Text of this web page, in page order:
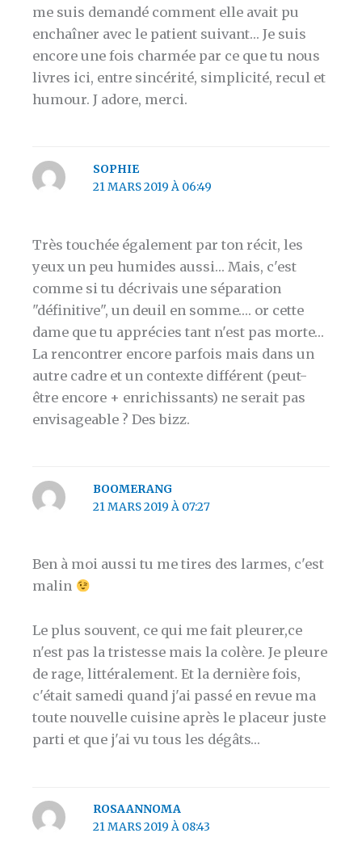
me suis demandé comment elle avait pu
enchaîner avec le patient suivant… Je suis
encore une fois charmée par ce que tu nous
livres ici, entre sincérité, simplicité, recul et
humour. J adore, merci.
SOPHIE
21 MARS 2019 À 06:49
Très touchée également par ton récit, les
yeux un peu humides aussi… Mais, c'est
comme si tu décrivais une séparation
"définitive", un deuil en somme…. or cette
dame que tu apprécies tant n'est pas morte…
La rencontrer encore parfois mais dans un
autre cadre et un contexte différent (peut-
être encore + enrichissants) ne serait pas
envisageable ? Des bizz.
BOOMERANG
21 MARS 2019 À 07:27
Ben à moi aussi tu me tires des larmes, c'est
malin
Le plus souvent, ce qui me fait pleurer,ce
n'est pas la tristesse mais la colère. Je pleure
de rage, littéralement. Et la dernière fois,
c'était samedi quand j'ai passé en revue ma
toute nouvelle cuisine après le placeur juste
parti et que j'ai vu tous les dégâts…
ROSAANNOMA
21 MARS 2019 À 08:43